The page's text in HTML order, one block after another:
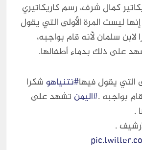
كمال شرف، رسم كاريكاتيري
ليست المرة الأولى التي يقول
سلمان لأنه قام بواجبه،
على ذلك بدماء أطفالها.
التي يقول فيها#نتنياهوشكرا
بواجبه .#اليمن تشهد على
.
.